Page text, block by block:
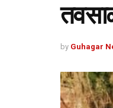
by Guhagar